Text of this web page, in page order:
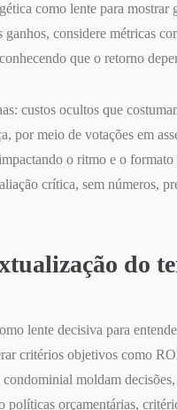
como lente para
ganhos, considere métricas
que o retorno
custos ocultos que
por meio de votações em
o ritmo e o
crítica, sem números,
do
lente decisiva para
critérios objetivos como
moldam
políticas orçamentárias,